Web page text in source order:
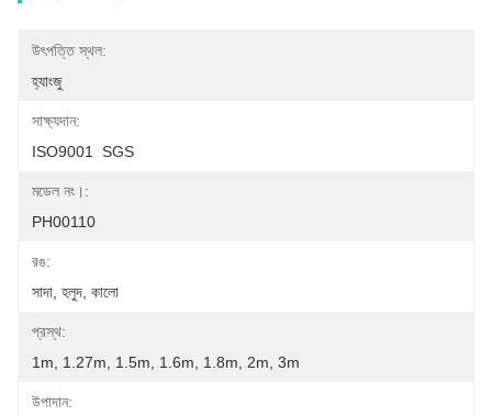
উৎপত্তি স্থল:
হ্যাংজু
সাক্ষ্যদান:
ISO9001  SGS
মডেল নং।:
PH00110
রঙ:
সাদা, হলুদ, কালো
প্রস্থ:
1m, 1.27m, 1.5m, 1.6m, 1.8m, 2m, 3m
উপাদান: